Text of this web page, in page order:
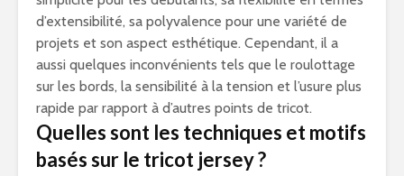
d’extensibilité, sa polyvalence pour une variété de
projets et son aspect esthétique. Cependant, il a
aussi quelques inconvénients tels que le roulottage
sur les bords, la sensibilité à la tension et l’usure plus
rapide par rapport à d’autres points de tricot.
Quelles sont les techniques et motifs
basés sur le tricot jersey ?